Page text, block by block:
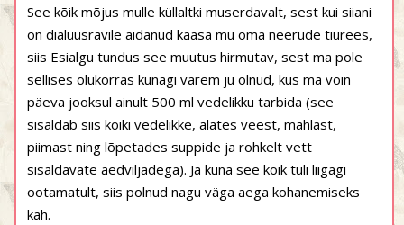
See kõik mõjus mulle küllaltki muserdavalt, sest kui siiani
on dialüüsravile aidanud kaasa mu oma neerude tiurees,
siis Esialgu tundus see muutus hirmutav, sest ma pole
sellises olukorras kunagi varem ju olnud, kus ma võin
päeva jooksul ainult 500 ml vedelikku tarbida (see
sisaldab siis kõiki vedelikke, alates veest, mahlast,
piimast ning lõpetades suppide ja rohkelt vett
sisaldavate aedviljadega). Ja kuna see kõik tuli liigagi
ootamatult, siis polnud nagu väga aega kohanemiseks
kah.